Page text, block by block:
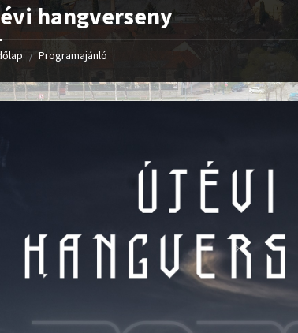
hangverseny
/ Programajánló